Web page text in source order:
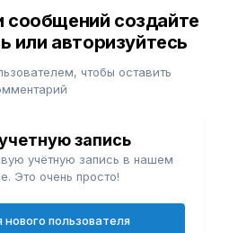
сообщений создайте
или авторизуйтесь
чтобы оставить
запись
учётную запись в нашем
Это очень просто!
нового пользователя